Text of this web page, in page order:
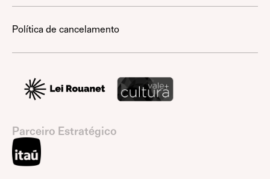
Política de cancelamento
Parceiro Estratégico